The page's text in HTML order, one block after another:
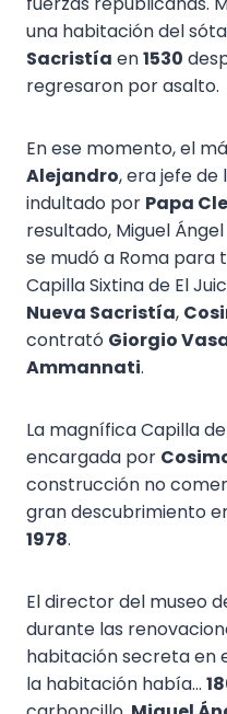
una habitación del
Sacristía en1530
regresaron por asalto.
En ese momento, el
Alejandro, era jefe de
indultado por Papa
resultado, Miguel
se mudó a Roma para
Capilla Sixtina de El
Nueva Sacristía,
contrató Giorgio
Ammannati.
La magnífica Capilla
encargada por
construcción no
gran descubrimiento
1978.
El director del museo
durante las
habitación secreta en
la habitación había...